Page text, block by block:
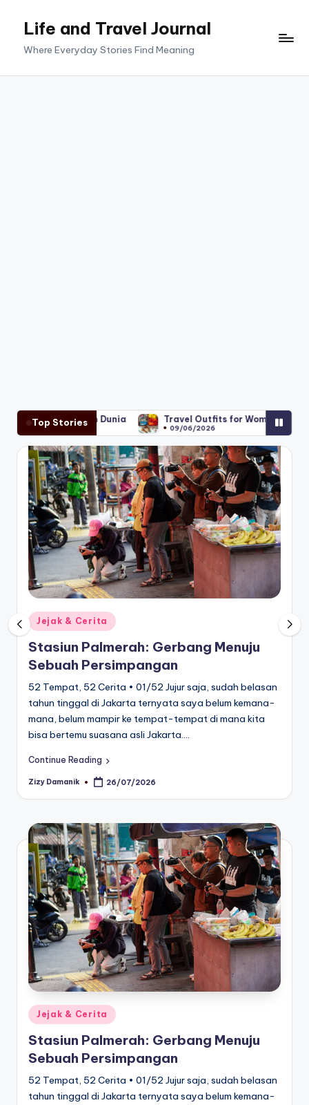
Life and Travel Journal
Where Everyday Stories Find Meaning
Top Stories
Dunia Travel Outfits for Women: Tips Packing Liburan 3
09/06/2026
Posted
in
Jejak & Cerita
Stasiun Palmerah: Gerbang Menuju
Sebuah Persimpangan
52 Tempat, 52 Cerita • 01/52 Jujur saja, sudah belasan
tahun tinggal di Jakarta ternyata saya belum kemana-
mana, belum mampir ke tempat-tempat di mana kita
bisa bertemu suasana asli Jakarta.…
Continue Reading
Posted
Zizy Damanik 26/07/2026
Posted
in
Jejak & Cerita
Stasiun Palmerah: Gerbang Menuju
Sebuah Persimpangan
52 Tempat, 52 Cerita • 01/52 Jujur saja, sudah belasan
tahun tinggal di Jakarta ternyata saya belum kemana-